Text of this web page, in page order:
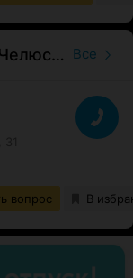
Салоны красоты у метро Парк Челюскинцев Все
вопрос В